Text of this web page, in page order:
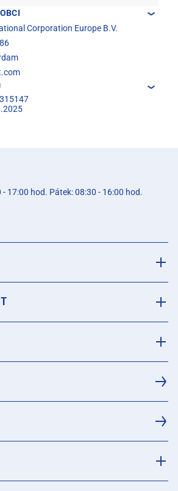
Corporation Europe B.V.
17:00 hod. Pátek: 08:30 - 16:00 hod.